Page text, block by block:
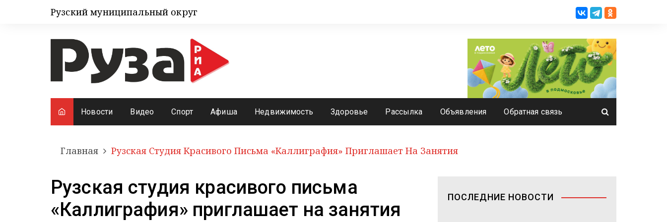
Рузский муниципальный округ
Новости Видео Спорт Афиша Недвижимость Здоровье Рассылка Объявления Обратная связь
Главная Рузская Студия Красивого Письма «Каллиграфия» Приглашает На Занятия
Рузская студия красивого письма
«Каллиграфия» приглашает на занятия
ПОСЛЕДНИЕ НОВОСТИ